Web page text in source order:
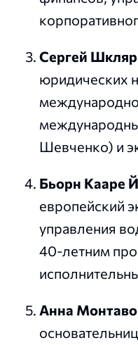
Сергей Шкляр
юридических
Шевченко) и
Бьорн Кааре
европейский
управления
40-летним
Анна